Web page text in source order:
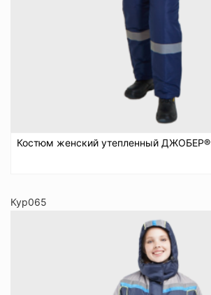
Костюм женский утепленный ДЖОБЕР®
Кур065